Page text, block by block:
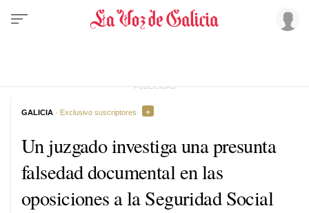
Un juzgado investiga una presunta
falsedad documental en las
oposiciones a la Seguridad Social
GALICIA · Exclusivo suscriptores